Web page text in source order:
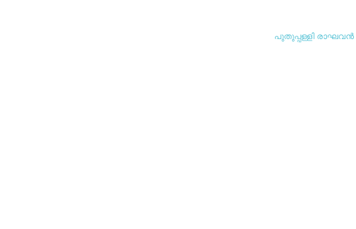
പുതുപ്പള്ളി രാഘവന്‍